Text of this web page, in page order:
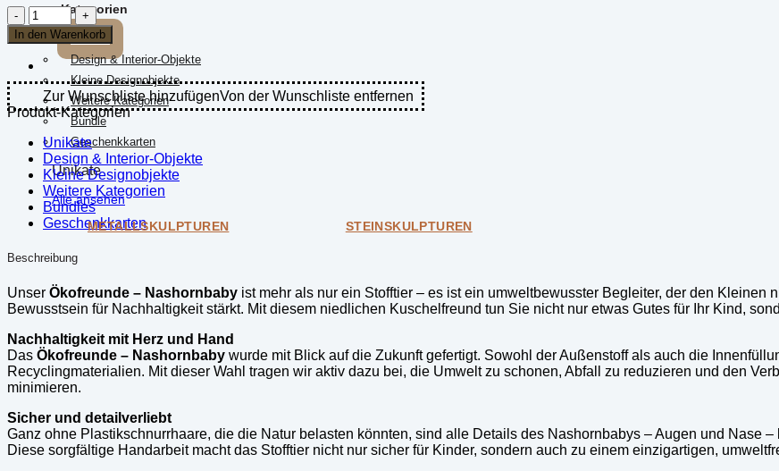
Kategorien
Unikate
Design & Interior-Objekte
Kleine Designobjekte
Weitere Kategorien
Bundle
Geschenkkarten
Unikate
Alle ansehen
METALLSKULPTUREN STEINSKULPTUREN
Ökofreunde
-
Nashornbaby
Menge
In den Warenkorb
Zur Wunschliste hinzufügenVon der Wunschliste entfernen
Produkt-Kategorien
Unikate
Design & Interior-Objekte
Kleine Designobjekte
Weitere Kategorien
Bundles
Geschenkkarten
Beschreibung
Unser Ökofreunde – Nashornbaby ist mehr als nur ein Stofftier – es ist ein umweltbewusster Begleiter, der den Kleinen
Bewusstsein für Nachhaltigkeit stärkt. Mit diesem niedlichen Kuschelfreund tun Sie nicht nur etwas Gutes für Ihr Kind,
Nachhaltigkeit mit Herz und Hand
Das Ökofreunde – Nashornbaby wurde mit Blick auf die Zukunft gefertigt. Sowohl der Außenstoff als auch die
Recyclingmaterialien. Mit dieser Wahl tragen wir aktiv dazu bei, die Umwelt zu schonen, Abfall zu reduzieren und den
minimieren.
Sicher und detailverliebt
Ganz ohne Plastikschnurrhaare, die die Natur belasten könnten, sind alle Details des Nashornbabys – Augen und Nase
Diese sorgfältige Handarbeit macht das Stofftier nicht nur sicher für Kinder, sondern auch zu einem einzigartigen,